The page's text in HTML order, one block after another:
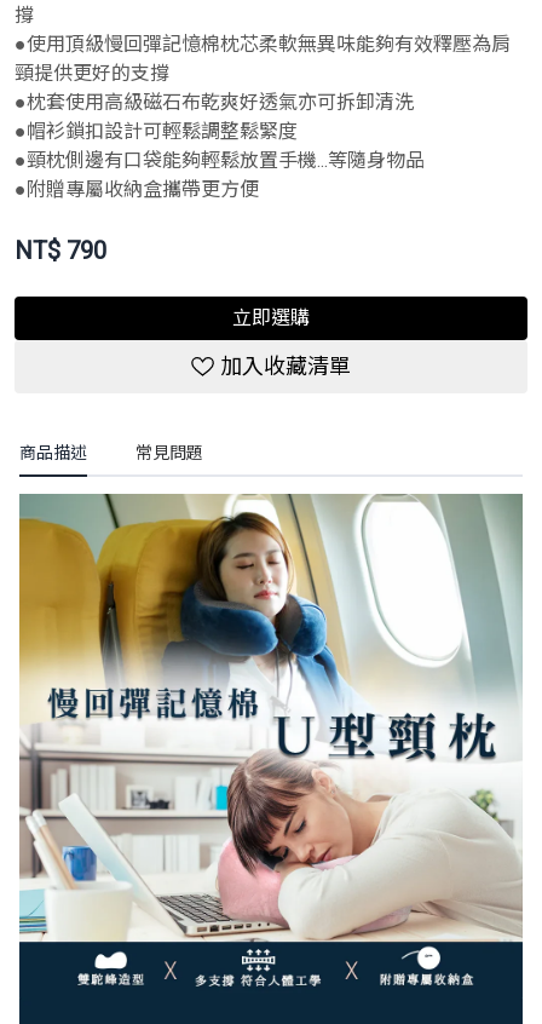
撐
●使用頂級慢回彈記憶棉枕芯柔軟無異味能夠有效釋壓為肩
頸提供更好的支撐
●枕套使用高級磁石布乾爽好透氣亦可拆卸清洗
●帽衫鎖扣設計可輕鬆調整鬆緊度
●頸枕側邊有口袋能夠輕鬆放置手機...等隨身物品
●附贈專屬收納盒攜帶更方便
NT$ 790
立即選購
加入收藏清單
商品描述 常見問題